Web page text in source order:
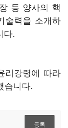
등 양사의 핵
술력을 소개하
다.
리강령에 따라
습니다.